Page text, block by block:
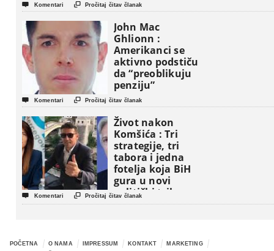
 Komentari  Pročitaj čitav članak
John Mac
Ghlionn :
Amerikanci se
aktivno podstiču
da “preoblikuju
penziju”
 Komentari  Pročitaj čitav članak
Život nakon
Komšića : Tri
strategije, tri
tabora i jedna
fotelja koja BiH
gura u novi
politički triler
 Komentari  Pročitaj čitav članak
POČETNA O NAMA IMPRESSUM KONTAKT
MARKETING